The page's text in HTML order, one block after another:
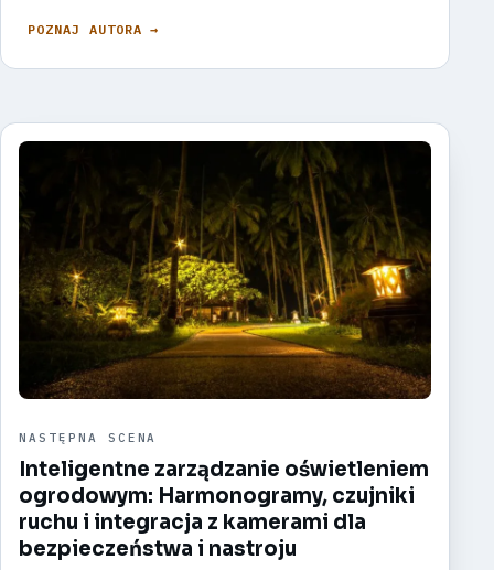
POZNAJ AUTORA →
NASTĘPNA SCENA
Inteligentne zarządzanie oświetleniem
ogrodowym: Harmonogramy, czujniki
ruchu i integracja z kamerami dla
bezpieczeństwa i nastroju